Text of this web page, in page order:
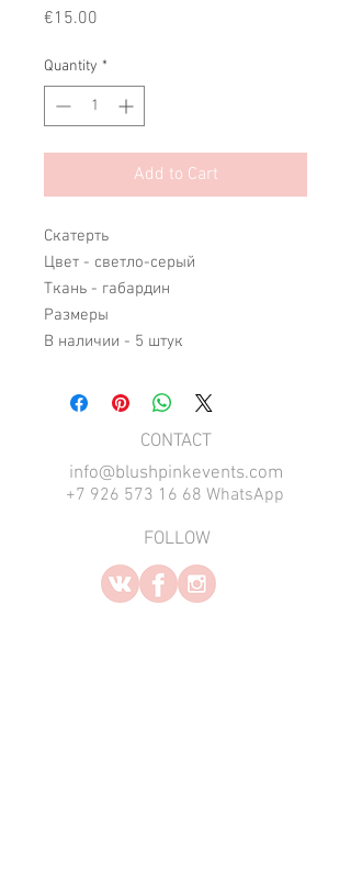
€15.00
Quantity *
Add to Cart
Скатерть
Цвет - светло-серый
Ткань - габардин
Размеры
В наличии - 5 штук
​CONTACT
info@blushpinkevents.com
+7 926 573 16 68 WhatsApp
FOLLOW